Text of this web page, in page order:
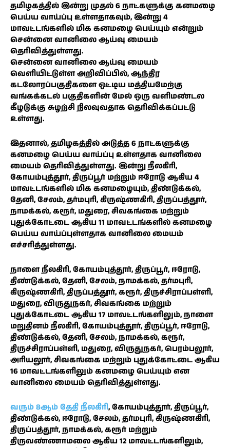
தமிழகத்தில் இன்று முதல் 6 நாட்களுக்கு கனமழை
பெய்ய வாய்ப்பு உள்ளதாகவும், இன்று 4
மாவட்டங்களில் மிக கனமழை பெய்யும் என்றும்
சென்னை வானிலை ஆய்வு மையம்
தெரிவித்துள்ளது.
சென்னை வானிலை ஆய்வு மையம்
வெளியிட்டுள்ள அறிவிப்பில், ஆந்திர
கடலோரப்பகுதிகளை ஒட்டிய மத்தியமேற்கு
வங்கக்கடல் பகுதிகளின் மேல் ஒரு வளிமண்டல
கீழடுக்கு சுழற்சி நிலவுவதாக தெரிவிக்கப்பட்டு
உள்ளது.
இதனால், தமிழகத்தில் அடுத்த 6 நாட்களுக்கு
கனமழை பெய்ய வாய்ப்பு உள்ளதாக வானிலை
மையம் தெரிவித்துள்ளது. இன்று நீலகிரி,
கோயம்புத்தூர், திருப்பூர் மற்றும் ஈரோடு ஆகிய 4
மாவட்டங்களில் மிக கனமழையும், திண்டுக்கல்,
தேனி, சேலம், தர்மபுரி, கிருஷ்ணகிரி, திருப்பத்தூர்,
நாமக்கல், கரூர், மதுரை, சிவகங்கை மற்றும்
புதுக்கோட்டை ஆகிய 11 மாவட்டங்களில் கனமழை
பெய்ய வாய்ப்புள்ளதாக வானிலை மையம்
எச்சரித்துள்ளது.
நாளை நீலகிரி, கோயம்புத்தூர், திருப்பூர், ஈரோடு,
திண்டுக்கல், தேனி, சேலம், நாமக்கல், தர்மபுரி,
கிருஷ்ணகிரி, திருப்பத்தூர், கரூர், திருச்சிராப்பள்ளி,
மதுரை, விருதுநகர், சிவகங்கை மற்றும்
புதுக்கோட்டை ஆகிய 17 மாவட்டங்களிலும், நாளை
மறுதினம் நீலகிரி, கோயம்புத்தூர், திருப்பூர், ஈரோடு,
திண்டுக்கல், தேனி, சேலம், நாமக்கல், கரூர்,
திருச்சிராப்பள்ளி, மதுரை, விருதுநகர், பெரம்பலூர்,
அரியலூர், சிவகங்கை மற்றும் புதுக்கோட்டை ஆகிய
16 மாவட்டங்களிலும் கனமழை பெய்யும் என
வானிலை மையம் தெரிவித்துள்ளது.
வரும் 8ஆம் தேதி நீலகிரி, கோயம்புத்தூர், திருப்பூர்,
திண்டுக்கல், ஈரோடு, சேலம், தர்மபுரி, கிருஷ்ணகிரி,
திருப்பத்தூர், நாமக்கல், கரூர் மற்றும்
திருவண்ணாமலை ஆகிய 12 மாவட்டங்களிலும்,